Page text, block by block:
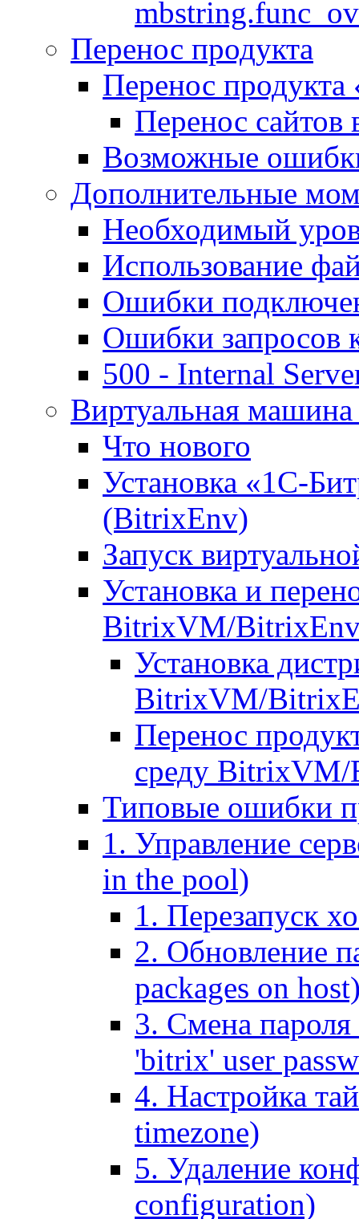
Перенос продукта
Перенос продукта
Перенос сайтов
Возможные
Дополнительные
Необходимый
Использование
Ошибки
Ошибки запросов
500 - Internal
Виртуальная
Что нового
Установка «1С-
(BitrixEnv)
Запуск
Установка и
BitrixVM/
Установка
BitrixVM/
Перенос
среду
Типовые ошибки
1. Управление
in the pool)
1. Перезапуск
2. Обновление
packages on
3. Смена пароля
'bitrix' user
4. Настройка
timezone)
5. Удаление
configuration)